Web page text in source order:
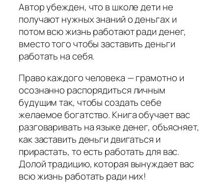
Автор убежден, что в школе дети не
получают нужных знаний о деньгах и
потом всю жизнь работают ради денег,
вместо того чтобы заставить деньги
работать на себя.
Право каждого человека — грамотно и
осознанно распорядиться личным
будущим так, чтобы создать себе
желаемое богатство. Книга обучает вас
разговаривать на языке денег, объясняет,
как заставить деньги двигаться и
прирастать, то есть работать для вас.
Долой традицию, которая вынуждает вас
всю жизнь работать ради них!